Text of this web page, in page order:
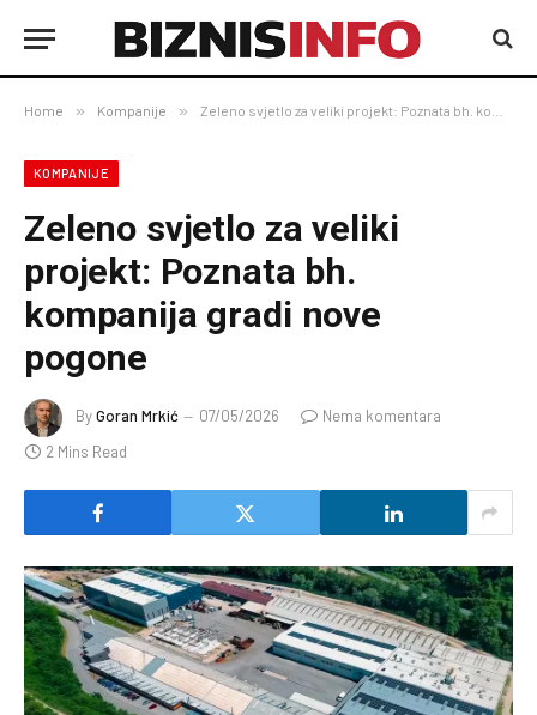
Home » Kompanije » Zeleno svjetlo za veliki projekt: Poznata bh. kompanija gradi nove pogone
KOMPANIJE
Zeleno svjetlo za veliki
projekt: Poznata bh.
kompanija gradi nove
pogone
ByGoran Mrkić 07/05/2026
Nema komentara
2 Mins Read